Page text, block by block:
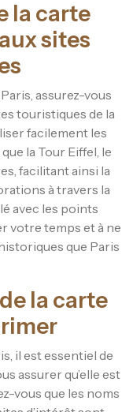
la carte
sites
assurez-vous
touristiques de la
facilement les
la Tour Eiffel, le
facilitant ainsi la
à travers la
avec les points
votre temps et à ne
que Paris
la carte
il est essentiel de
assurer qu’elle est
vous que les noms